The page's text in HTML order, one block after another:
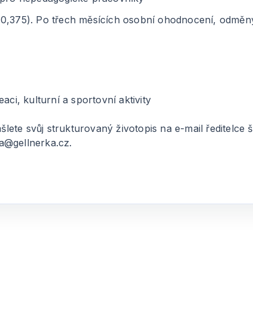
Po třech měsících osobní ohodnocení,
kulturní a sportovní aktivity
svůj strukturovaný životopis na e-mail ředitelce